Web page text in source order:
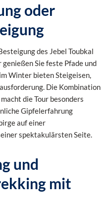
oder
des Jebel Toubkal
Sie feste Pfade und
Winter bieten Steigeisen,
Die Kombination
die Tour besonders
Gipfelerfahrung
auf einer
spektakulärsten Seite.
und
mit